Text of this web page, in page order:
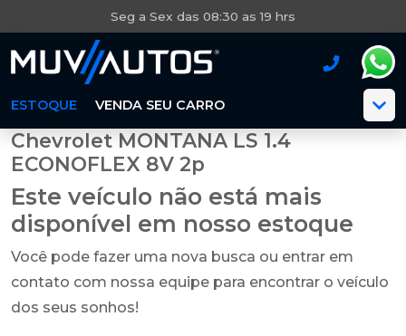
Seg a Sex das 08:30 as 19 hrs
ESTOQUE VENDA SEU CARRO
Chevrolet MONTANA LS 1.4
ECONOFLEX 8V 2p
Este veículo não está mais
disponível em nosso estoque
Você pode fazer uma nova busca ou entrar em
contato com nossa equipe para encontrar o veículo
dos seus sonhos!